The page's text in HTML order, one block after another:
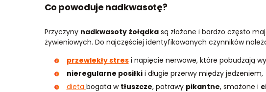
Co powoduje nadkwasotę?
Przyczyny nadkwasoty żołądkasą złożone i bardzo często
żywieniowych. Do najczęściej identyfikowanych czynników
przewlekły stresi napięcie nerwowe, które pobudzają
nieregularne posiłkii długie przerwy między jedzeniem,
dieta bogata w tłuszcze, potrawy pikantne, smażone i